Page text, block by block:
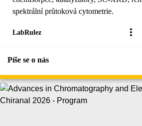
spektrální průtoková cytometrie.
LabRulez
Píše se o nás